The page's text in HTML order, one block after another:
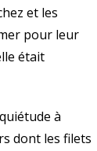
et les
pour leur
était
à
dont les filets